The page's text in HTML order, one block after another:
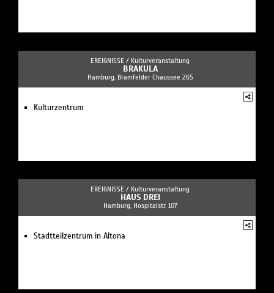
EREIGNISSE / Kulturveranstaltung
BRAKULA
Hamburg, Bramfelder Chaussee 265
Kulturzentrum
EREIGNISSE / Kulturveranstaltung
HAUS DREI
Hamburg, Hospitalstr. 107
Stadtteilzentrum in Altona